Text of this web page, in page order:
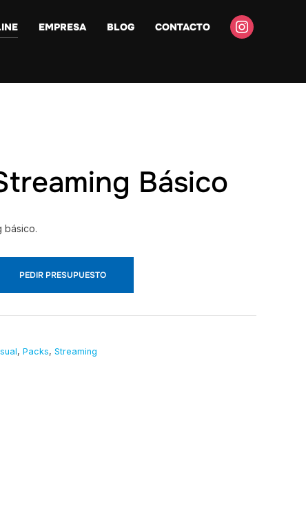
instagram
EMPRESA BLOG CONTACTO
Básico
básico.
PEDIR PRESUPUESTO
, Packs, Streaming